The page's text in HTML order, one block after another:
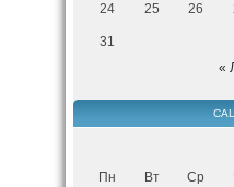
24 25 26
31
«
Пн Вт Ср